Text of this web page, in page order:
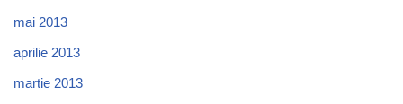
mai 2013
aprilie 2013
martie 2013